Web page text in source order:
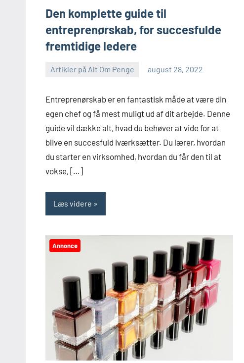
Den komplette guide til
entreprenørskab, for succesfulde
fremtidige ledere
Artikler på Alt Om Penge august 28, 2022
Entreprenørskab er en fantastisk måde at være din
egen chef og få mest muligt ud af dit arbejde. Denne
guide vil dække alt, hvad du behøver at vide for at
blive en succesfuld iværksætter. Du lærer, hvordan
du starter en virksomhed, hvordan du får den til at
vokse, […]
Læs videre
Annonce